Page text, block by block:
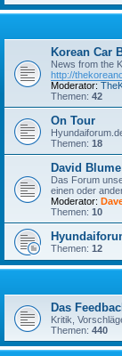
Korean Car
News from the
http://
Moderator:
Themen: 42
On Tour
Themen: 18
David
Das Forum
einen oder
Moderator:
Themen: 10
Themen: 12
Das
Kritik,
Themen: 440